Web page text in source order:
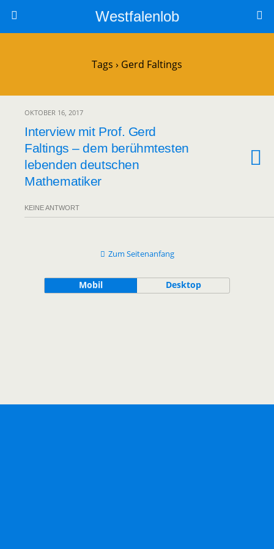
Westfalenlob
Tags › Gerd Faltings
OKTOBER 16, 2017
Interview mit Prof. Gerd
Faltings – dem berühmtesten
lebenden deutschen
Mathematiker
KEINE ANTWORT
Zum Seitenanfang
Mobil Desktop